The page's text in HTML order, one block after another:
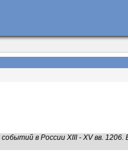
в России XIII - XV вв.